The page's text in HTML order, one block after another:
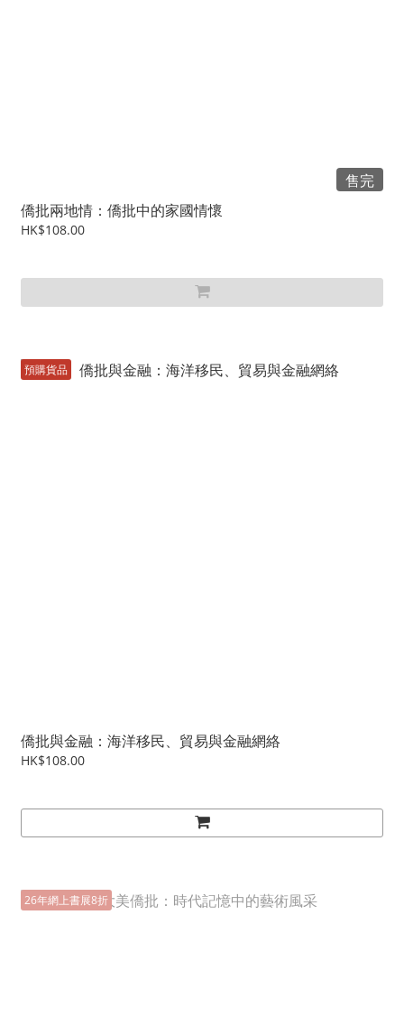
售完
僑批兩地情：僑批中的家國情懷
HK$108.00
預購貨品
僑批與金融：海洋移民、貿易與金融網絡
HK$108.00
26年網上書展8折